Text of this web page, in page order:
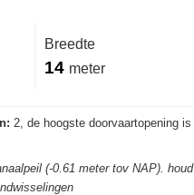
Breedte
14 meter
2, de hoogste doorvaartopening is
(-0.61 meter tov NAP). houd